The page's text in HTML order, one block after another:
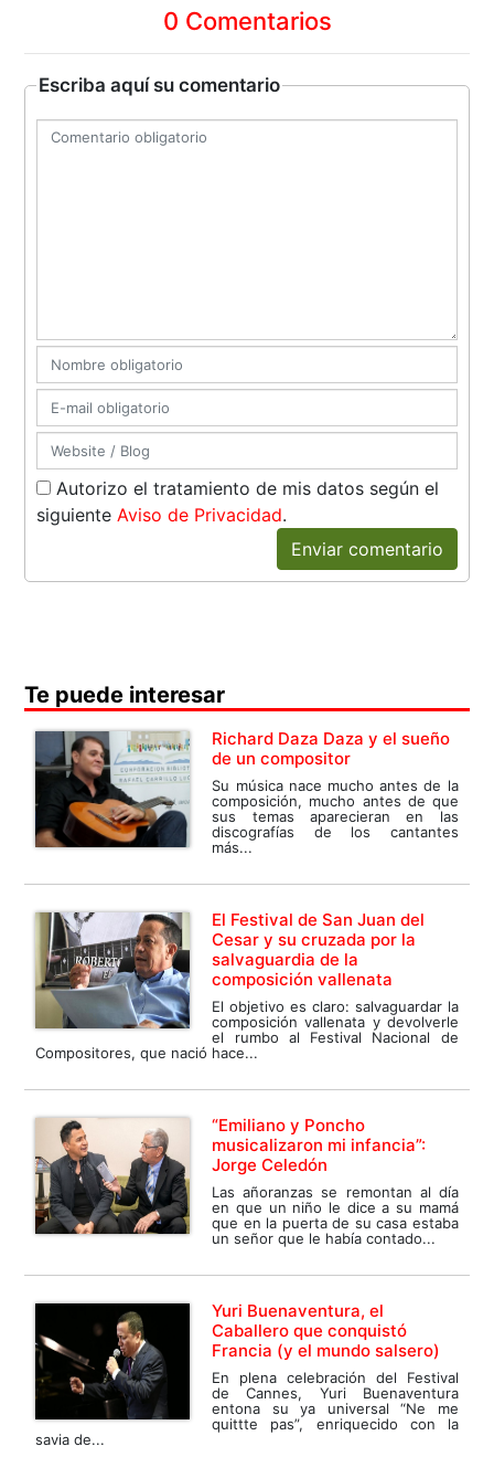
0 Comentarios
Escriba aquí su comentario
Autorizo el tratamiento de mis datos según el
siguienteAviso de Privacidad.
Enviar comentario
Te puede interesar
Richard Daza Daza y el sueño
de un compositor
Su música nace mucho antes de la
composición, mucho antes de que
sus temas aparecieran en las
discografías de los cantantes
más...
El Festival de San Juan del
Cesar y su cruzada por la
salvaguardia de la
composición vallenata
El objetivo es claro: salvaguardar la
composición vallenata y devolverle
el rumbo al Festival Nacional de
Compositores, que nació hace...
“Emiliano y Poncho
musicalizaron mi infancia”:
Jorge Celedón
Las añoranzas se remontan al día
en que un niño le dice a su mamá
que en la puerta de su casa estaba
un señor que le había contado...
Yuri Buenaventura, el
Caballero que conquistó
Francia (y el mundo salsero)
En plena celebración del Festival
de Cannes, Yuri Buenaventura
entona su ya universal “Ne me
quittte pas”, enriquecido con la
savia de...